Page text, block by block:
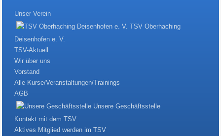
Unser Verein
TSV Oberhaching
Deisenhofen e. V.
TSV-Aktuell
Wir über uns
Vorstand
Alle Kurse/Veranstaltungen/Trainings
AGB
Unsere Geschäftsstelle
Kontakt mit dem TSV
Aktives Mitglied werden im TSV